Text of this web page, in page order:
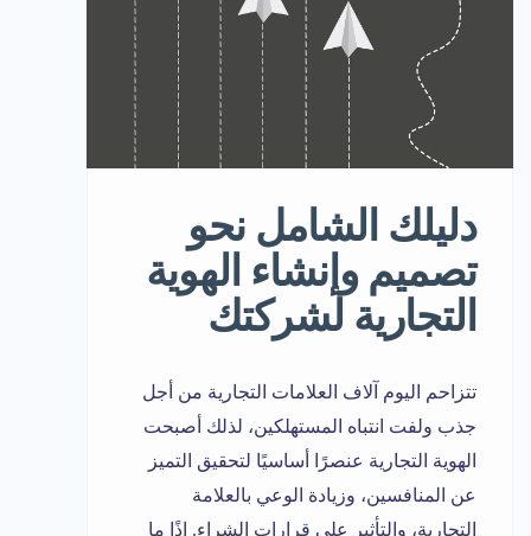
دليلك الشامل نحو
تصميم وإنشاء الهوية
التجارية لشركتك
تتزاحم اليوم آلاف العلامات التجارية من أجل
جذب ولفت انتباه المستهلكين، لذلك أصبحت
الهوية التجارية عنصرًا أساسيًا لتحقيق التميز
عن المنافسين، وزيادة الوعي بالعلامة
التجارية، والتأثير على قرارات الشراء. إذًا ما